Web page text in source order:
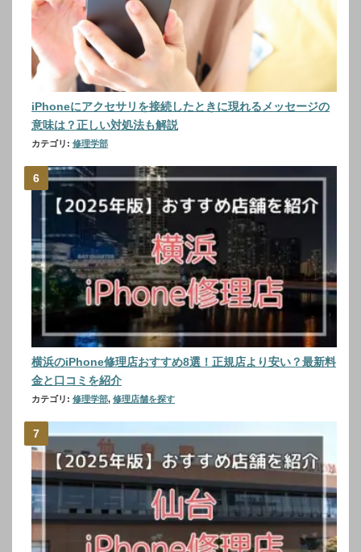
iPhoneにアクセサリを接続したときに現れるメッセージの
意味は？正しい対処法も解説
カテゴリ: 修理学部
横浜のiPhone修理店おすすめ8選！正規店より安い？最新料
金と口コミを紹介
カテゴリ: 修理学部, 修理店舗を探す